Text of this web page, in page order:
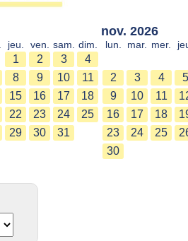
jeu. ven. sam. dim.
1 2 3
4
8 9 10
11
15 16 17
18
22 23 24
25
29 30 31
nov. 2026
lun. mar. mer.
2
3 4 5
9
10 11
16
17 18
23
24 25
30